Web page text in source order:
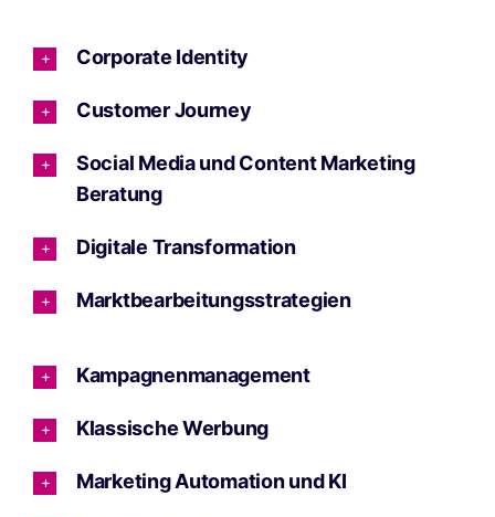
Corporate Identity
Customer Journey
Social Media und Content Marketing
Beratung
Digitale Transformation
Marktbearbeitungsstrategien
Kampagnenmanagement
Klassische Werbung
Marketing Automation und KI